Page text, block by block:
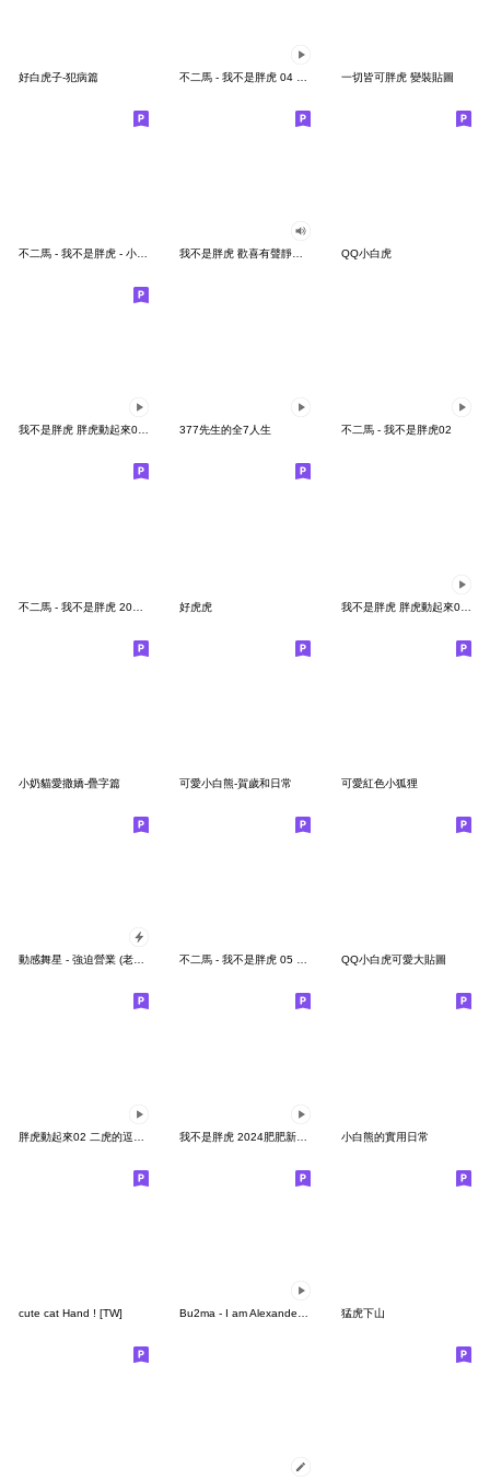
好白虎子-犯病篇 一切皆可胖虎 變裝貼圖
QQ小白虎
我不是胖虎 胖虎動起來04 逗趣實用貼圖 377先生的全7人生 不二馬 - 我不是胖虎02
好虎虎 我不是胖虎 胖虎動起來06 父子趣味日常
小奶貓愛撒嬌-疊字篇 可愛小白熊-賀歲和日常 可愛紅色小狐狸
動感舞星 - 強迫營業 (老虎有字版) 不二馬 - 我不是胖虎 05 感冒篇(中文版) QQ小白虎可愛大貼圖
小白熊的實用日常
cute cat Hand ! [TW] 猛虎下山